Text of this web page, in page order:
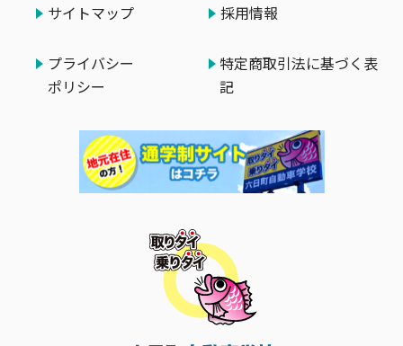
サイトマップ 採用情報
プライバシー
ポリシー
特定商取引法に基づく表
記